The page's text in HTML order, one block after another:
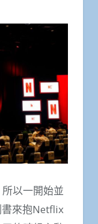
以一開始並
來抱Netflix